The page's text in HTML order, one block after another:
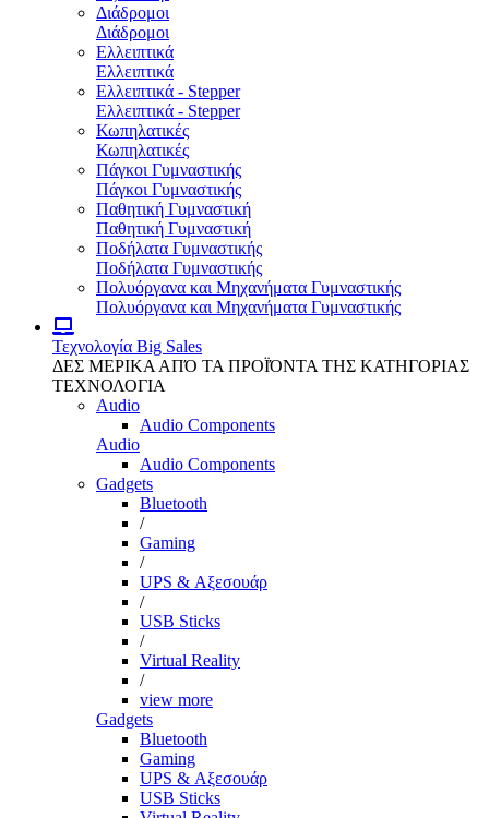
Διάδρομοι
Διάδρομοι
Ελλειπτικά
Ελλειπτικά
Ελλειπτικά - Stepper
Ελλειπτικά - Stepper
Κωπηλατικές
Κωπηλατικές
Πάγκοι Γυμναστικής
Πάγκοι Γυμναστικής
Παθητική Γυμναστική
Παθητική Γυμναστική
Ποδήλατα Γυμναστικής
Ποδήλατα Γυμναστικής
Πολυόργανα και Μηχανήματα Γυμναστικής
Πολυόργανα και Μηχανήματα Γυμναστικής
Τεχνολογία Big Sales
ΔΕΣ ΜΕΡΙΚΑ ΑΠΌ ΤΑ ΠΡΟΪΌΝΤΑ ΤΗΣ ΚΑΤΗΓΟΡΙΑΣ
ΤΕΧΝΟΛΟΓΙΑ
Audio
Audio Components
Audio
Audio Components
Gadgets
Bluetooth
/
Gaming
/
UPS & Αξεσουάρ
/
USB Sticks
/
Virtual Reality
/
view more
Gadgets
Bluetooth
Gaming
UPS & Αξεσουάρ
USB Sticks